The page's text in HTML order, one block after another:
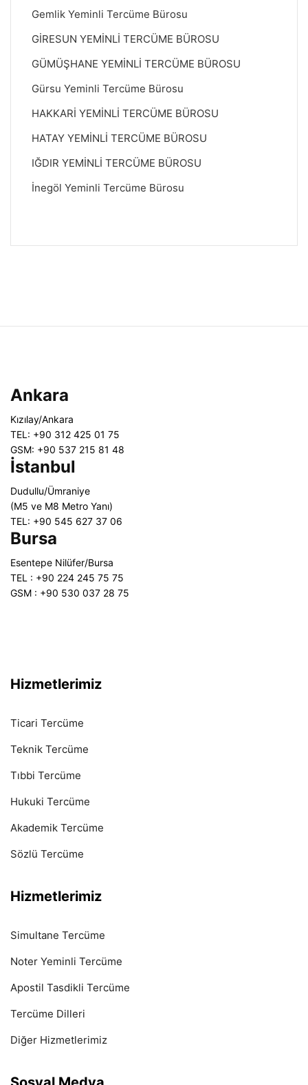
Gemlik Yeminli Tercüme Bürosu
GİRESUN YEMİNLİ TERCÜME BÜROSU
GÜMÜŞHANE YEMİNLİ TERCÜME BÜROSU
Gürsu Yeminli Tercüme Bürosu
HAKKARİ YEMİNLİ TERCÜME BÜROSU
HATAY YEMİNLİ TERCÜME BÜROSU
IĞDIR YEMİNLİ TERCÜME BÜROSU
İnegöl Yeminli Tercüme Bürosu
Ankara
Kızılay/Ankara
TEL: +90 312 425 01 75
GSM: +90 537 215 81 48
İstanbul
Dudullu/Ümraniye
(M5 ve M8 Metro Yanı)
TEL: +90 545 627 37 06
Bursa
Esentepe Nilüfer/Bursa
TEL : +90 224 245 75 75
GSM : +90 530 037 28 75
Hizmetlerimiz
Ticari Tercüme
Teknik Tercüme
Tıbbi Tercüme
Hukuki Tercüme
Akademik Tercüme
Sözlü Tercüme
Hizmetlerimiz
Simultane Tercüme
Noter Yeminli Tercüme
Apostil Tasdikli Tercüme
Tercüme Dilleri
Diğer Hizmetlerimiz